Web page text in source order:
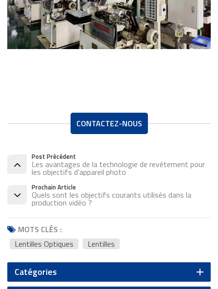
CONTACTEZ-NOUS
Post Précédent
Les avantages de la technologie de revêtement pour
les objectifs d’appareil photo
Prochain Article
Quels sont les objectifs courants utilisés dans la
production vidéo ?
MOTS CLÉS :
Lentilles Optiques
Lentilles
Catégories